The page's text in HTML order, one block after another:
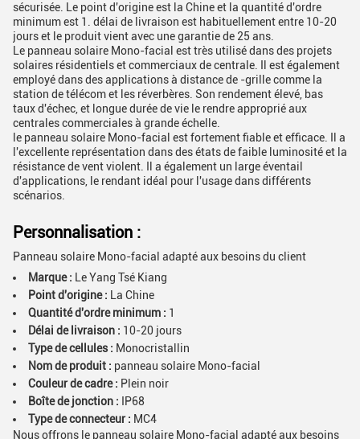
sécurisée. Le point d'origine est la Chine et la quantité d'ordre
minimum est 1. délai de livraison est habituellement entre 10-20
jours et le produit vient avec une garantie de 25 ans.
Le panneau solaire Mono-facial est très utilisé dans des projets
solaires résidentiels et commerciaux de centrale. Il est également
employé dans des applications à distance de -grille comme la
station de télécom et les réverbères. Son rendement élevé, bas
taux d'échec, et longue durée de vie le rendre approprié aux
centrales commerciales à grande échelle.
le panneau solaire Mono-facial est fortement fiable et efficace. Il a
l'excellente représentation dans des états de faible luminosité et la
résistance de vent violent. Il a également un large éventail
d'applications, le rendant idéal pour l'usage dans différents
scénarios.
Personnalisation :
Panneau solaire Mono-facial adapté aux besoins du client
Marque : Le Yang Tsé Kiang
Point d'origine : La Chine
Quantité d'ordre minimum : 1
Délai de livraison : 10-20 jours
Type de cellules : Monocristallin
Nom de produit : panneau solaire Mono-facial
Couleur de cadre : Plein noir
Boîte de jonction : IP68
Type de connecteur : MC4
Nous offrons le panneau solaire Mono-facial adapté aux besoins